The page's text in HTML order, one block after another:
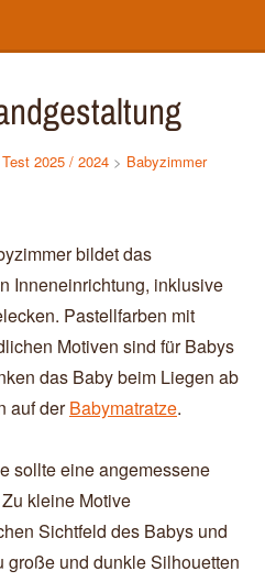
2025 / 2024 > Babyzimmer
bildet das
Inneneinrichtung, inklusive
Pastellfarben mit
Motiven sind für Babys
das Baby beim Liegen ab
auf derBabymatratze.
sollte eine angemessene
kleine Motive
Sichtfeld des Babys und
große und dunkle Silhouetten